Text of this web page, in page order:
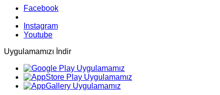
Facebook
Instagram
Youtube
Uygulamamızı İndir